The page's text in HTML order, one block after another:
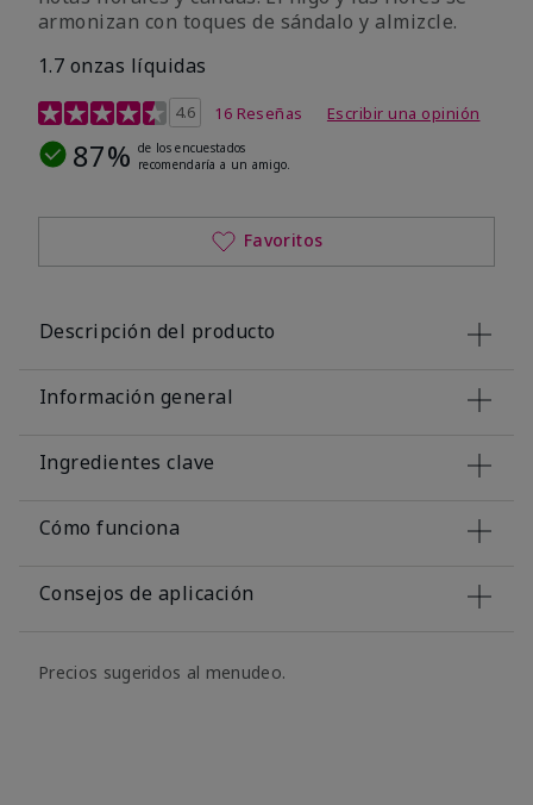
armonizan con toques de sándalo y almizcle.
1.7 onzas líquidas
Calificación de clientes de 4,5 de 5
4.6 16 Reseñas Escribir una opinión
87% de los encuestados
recomendaría a un amigo.
Favoritos
Descripción del producto
Información general
Ingredientes clave
Cómo funciona
Consejos de aplicación
Precios sugeridos al menudeo.